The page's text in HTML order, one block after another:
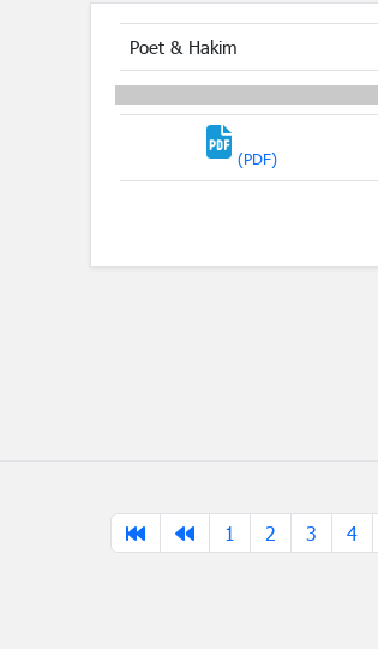
Poet & Hakim
(PDF)
1
2 3 4